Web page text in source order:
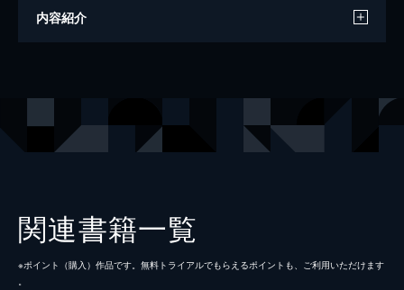
著者
内容紹介
関連書籍一覧
※ポイント（購⼊）作品です。無料トライアルでもらえるポイントも、ご利⽤いただけます
。